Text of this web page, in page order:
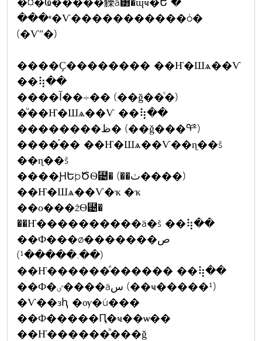
���ʶ�Ѵ�����������ó�
(�Ѵʺ�)
����Ҫ�������� ��Ҥ�Шѧ��Ѵ
��⢷��
����آ��÷�� (��ǧ��ͨ�)
�ͧ��Ҥ�Шѧ��Ѵ ��⢷��
��������ظ� (��ǧ���ᢡ)
����֡�� ��Ҥ�Шѧ��Ѵ��ɳ��š
��ɳ��š
����ԨԵþԾѲ⹴� (��ٺ����)
��Ҥ�Шѧ��Ѵ�ҡ �ҡ
��о���žѲ⹴�
��Ҥ����������ä�š ��⢷��
��Ф���ø�������ص
(��.�����¹)
��Ҥ������ͤ������ ��⢷��
��Ф�ٸ����äس (��ҹ�����¹)
�Ѵ��зԧ �ѹ�ú���
��Ф�����Ԥ�ҹ��ѡ��
��Ҥ������ͪ���ǧ